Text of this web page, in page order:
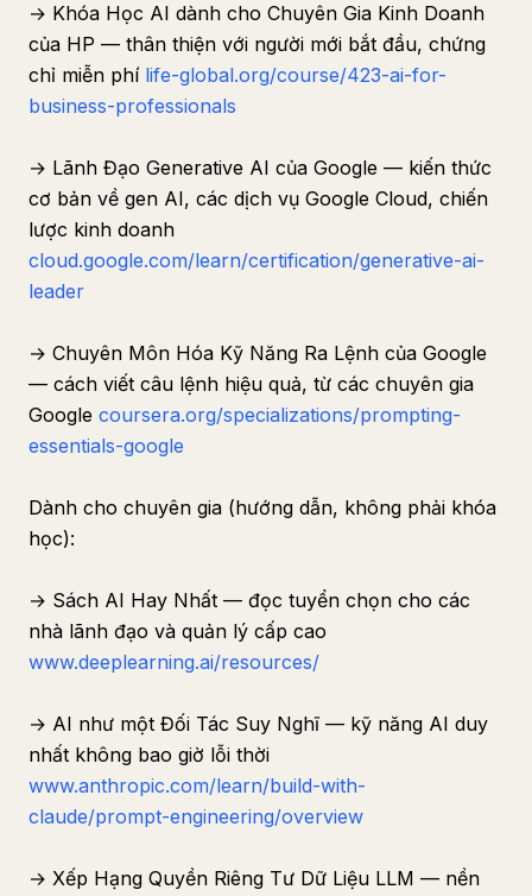
→ Khóa Học AI dành cho Chuyên Gia Kinh Doanh
của HP — thân thiện với người mới bắt đầu, chứng
chỉ miễn phí life-global.org/course/423-ai-for-
business-professionals
→ Lãnh Đạo Generative AI của Google — kiến thức
cơ bản về gen AI, các dịch vụ Google Cloud, chiến
lược kinh doanh
cloud.google.com/learn/certification/generative-ai-
leader
→ Chuyên Môn Hóa Kỹ Năng Ra Lệnh của Google
— cách viết câu lệnh hiệu quả, từ các chuyên gia
Google coursera.org/specializations/prompting-
essentials-google
Dành cho chuyên gia (hướng dẫn, không phải khóa
học):
→ Sách AI Hay Nhất — đọc tuyển chọn cho các
nhà lãnh đạo và quản lý cấp cao
www.deeplearning.ai/resources/
→ AI như một Đối Tác Suy Nghĩ — kỹ năng AI duy
nhất không bao giờ lỗi thời
www.anthropic.com/learn/build-with-
claude/prompt-engineering/overview
→ Xếp Hạng Quyền Riêng Tư Dữ Liệu LLM — nền